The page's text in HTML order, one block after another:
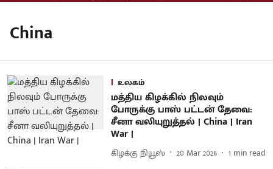
China
உலகம்
மத்திய கிழக்கில் நிலவும்
போருக்கு பாஸ் பட்டன் தேவை:
சீனா வலியுறுத்தல் | China | Iran
War |
கிழக்கு நியூஸ் 20 Mar 2026 1 min read